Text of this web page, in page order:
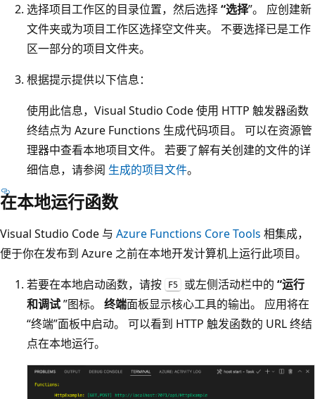
选择项目工作区的目录位置，然后选择“选择”。 应创建新
文件夹或为项目工作区选择空文件夹。 不要选择已是工作
区一部分的项目文件夹。
根据提示提供以下信息：
使用此信息，Visual Studio Code 使用 HTTP 触发器函数
终结点为 Azure Functions 生成代码项目。 可以在资源管
理器中查看本地项目文件。 若要了解有关创建的文件的详
细信息，请参阅 生成的项目文件。
在本地运行函数
Visual Studio Code 与 Azure Functions Core Tools 相集成，
便于你在发布到 Azure 之前在本地开发计算机上运行此项目。
若要在本地启动函数，请按
F5 或左侧活动栏中的 “运行
和调试”图标。 终端面板显示核心工具的输出。 应用将在
“终端”面板中启动。 可以看到 HTTP 触发函数的 URL 终结
点在本地运行。